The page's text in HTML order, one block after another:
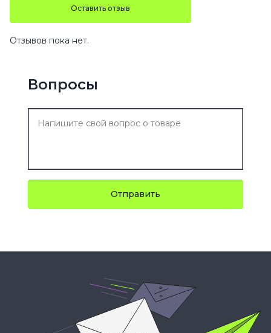
Оставить отзыв
Отзывов пока нет.
Вопросы
Отправить